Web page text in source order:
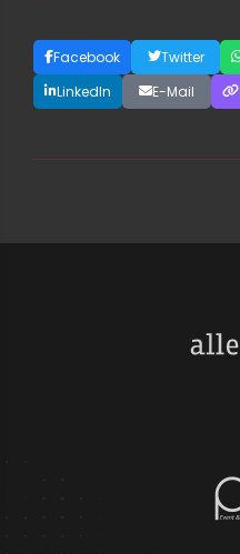
Facebook Twitter
LinkedIn
E-Mail